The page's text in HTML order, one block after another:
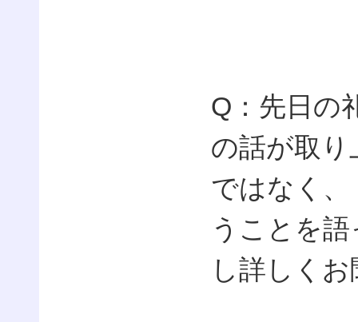
Q：先日の
の話が取
ではなく
うことを
し詳しく